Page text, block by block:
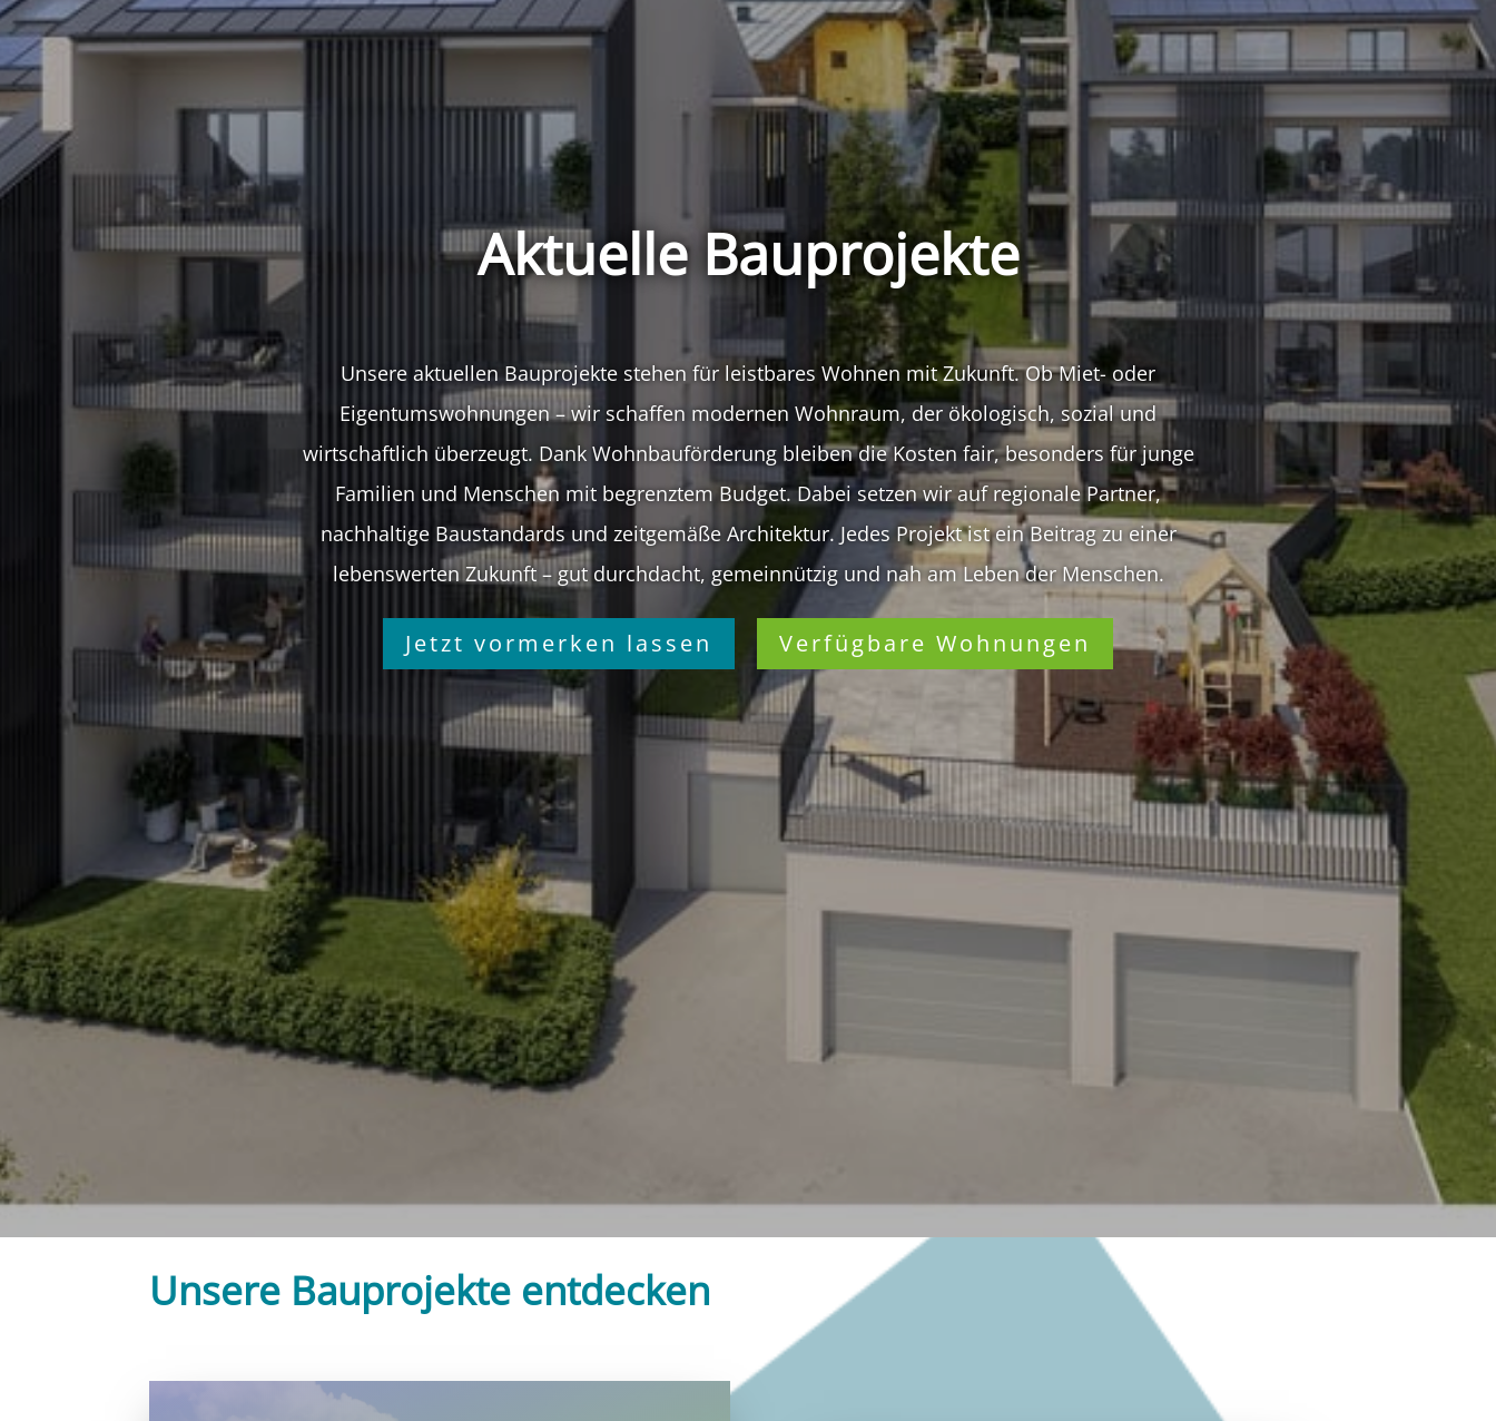
Aktuelle Bauprojekte
Unsere aktuellen Bauprojekte stehen für leistbares Wohnen mit Zukunft. Ob Miet- oder
Eigentumswohnungen – wir schaffen modernen Wohnraum, der ökologisch, sozial und
wirtschaftlich überzeugt. Dank Wohnbauförderung bleiben die Kosten fair, besonders für junge
Familien und Menschen mit begrenztem Budget. Dabei setzen wir auf regionale Partner,
nachhaltige Baustandards und zeitgemäße Architektur. Jedes Projekt ist ein Beitrag zu einer
lebenswerten Zukunft – gut durchdacht, gemeinnützig und nah am Leben der Menschen.
Jetzt vormerken lassen Verfügbare Wohnungen
Unsere Bauprojekte entdecken